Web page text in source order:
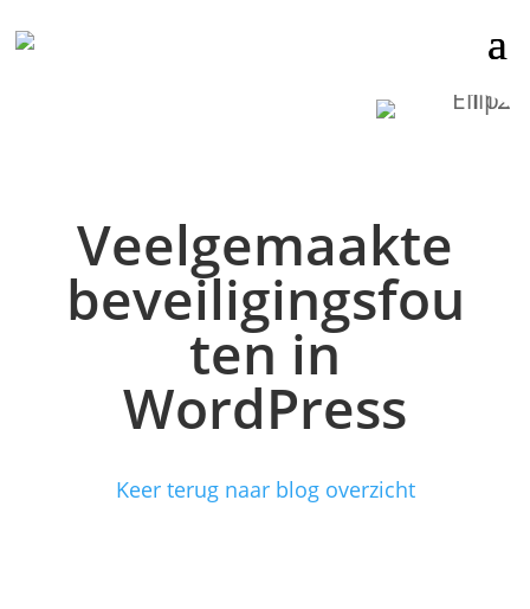
Veelgemaakte
beveiligingsfou
ten in
WordPress
Keer terug naar blog overzicht